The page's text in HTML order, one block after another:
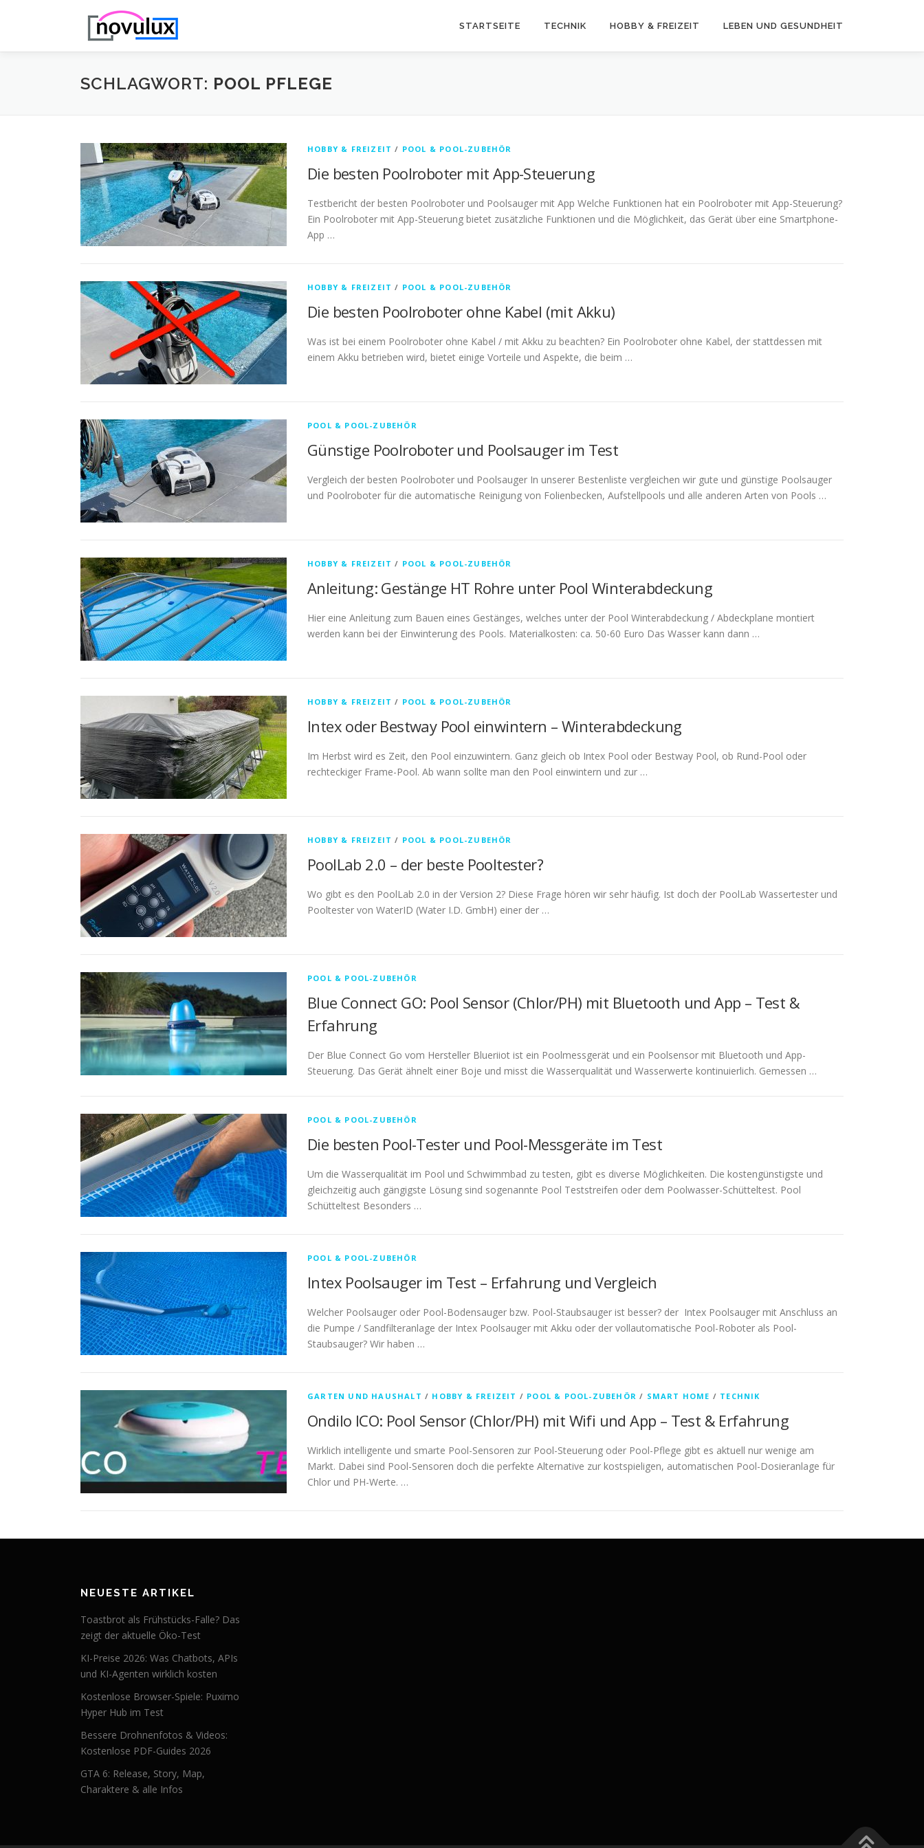
STARTSEITE TECHNIK HOBBY & FREIZEIT LEBEN UND GESUNDHEIT
SCHLAGWORT: POOL PFLEGE
HOBBY & FREIZEIT / POOL & POOL-ZUBEHÖR
Die besten Poolroboter mit App-Steuerung
Testbericht der besten Poolroboter und Poolsauger mit App Welche Funktionen hat ein Poolroboter mit App-Steuerung?
Ein Poolroboter mit App-Steuerung bietet zusätzliche Funktionen und die Möglichkeit, das Gerät über eine Smartphone-
App …
HOBBY & FREIZEIT / POOL & POOL-ZUBEHÖR
Die besten Poolroboter ohne Kabel (mit Akku)
Was ist bei einem Poolroboter ohne Kabel / mit Akku zu beachten? Ein Poolroboter ohne Kabel, der stattdessen mit
einem Akku betrieben wird, bietet einige Vorteile und Aspekte, die beim …
POOL & POOL-ZUBEHÖR
Günstige Poolroboter und Poolsauger im Test
Vergleich der besten Poolroboter und Poolsauger In unserer Bestenliste vergleichen wir gute und günstige Poolsauger
und Poolroboter für die automatische Reinigung von Folienbecken, Aufstellpools und alle anderen Arten von Pools …
HOBBY & FREIZEIT / POOL & POOL-ZUBEHÖR
Anleitung: Gestänge HT Rohre unter Pool Winterabdeckung
Hier eine Anleitung zum Bauen eines Gestänges, welches unter der Pool Winterabdeckung / Abdeckplane montiert
werden kann bei der Einwinterung des Pools. Materialkosten: ca. 50-60 Euro Das Wasser kann dann …
HOBBY & FREIZEIT / POOL & POOL-ZUBEHÖR
Intex oder Bestway Pool einwintern – Winterabdeckung
Im Herbst wird es Zeit, den Pool einzuwintern. Ganz gleich ob Intex Pool oder Bestway Pool, ob Rund-Pool oder
rechteckiger Frame-Pool. Ab wann sollte man den Pool einwintern und zur …
HOBBY & FREIZEIT / POOL & POOL-ZUBEHÖR
PoolLab 2.0 – der beste Pooltester?
Wo gibt es den PoolLab 2.0 in der Version 2? Diese Frage hören wir sehr häufig. Ist doch der PoolLab Wassertester und
Pooltester von WaterID (Water I.D. GmbH) einer der …
POOL & POOL-ZUBEHÖR
Blue Connect GO: Pool Sensor (Chlor/PH) mit Bluetooth und App – Test &
Erfahrung
Der Blue Connect Go vom Hersteller Blueriiot ist ein Poolmessgerät und ein Poolsensor mit Bluetooth und App-
Steuerung. Das Gerät ähnelt einer Boje und misst die Wasserqualität und Wasserwerte kontinuierlich. Gemessen …
POOL & POOL-ZUBEHÖR
Die besten Pool-Tester und Pool-Messgeräte im Test
Um die Wasserqualität im Pool und Schwimmbad zu testen, gibt es diverse Möglichkeiten. Die kostengünstigste und
gleichzeitig auch gängigste Lösung sind sogenannte Pool Teststreifen oder dem Poolwasser-Schütteltest. Pool
Schütteltest Besonders …
POOL & POOL-ZUBEHÖR
Intex Poolsauger im Test – Erfahrung und Vergleich
Welcher Poolsauger oder Pool-Bodensauger bzw. Pool-Staubsauger ist besser? der Intex Poolsauger mit Anschluss an
die Pumpe / Sandfilteranlage der Intex Poolsauger mit Akku oder der vollautomatische Pool-Roboter als Pool-
Staubsauger? Wir haben …
GARTEN UND HAUSHALT / HOBBY & FREIZEIT / POOL & POOL-ZUBEHÖR / SMART HOME / TECHNIK
Ondilo ICO: Pool Sensor (Chlor/PH) mit Wifi und App – Test & Erfahrung
Wirklich intelligente und smarte Pool-Sensoren zur Pool-Steuerung oder Pool-Pflege gibt es aktuell nur wenige am
Markt. Dabei sind Pool-Sensoren doch die perfekte Alternative zur kostspieligen, automatischen Pool-Dosieranlage für
Chlor und PH-Werte. …
NEUESTE ARTIKEL
Toastbrot als Frühstücks-Falle? Das
zeigt der aktuelle Öko-Test
KI-Preise 2026: Was Chatbots, APIs
und KI-Agenten wirklich kosten
Kostenlose Browser-Spiele: Puximo
Hyper Hub im Test
Bessere Drohnenfotos & Videos:
Kostenlose PDF-Guides 2026
GTA 6: Release, Story, Map,
Charaktere & alle Infos